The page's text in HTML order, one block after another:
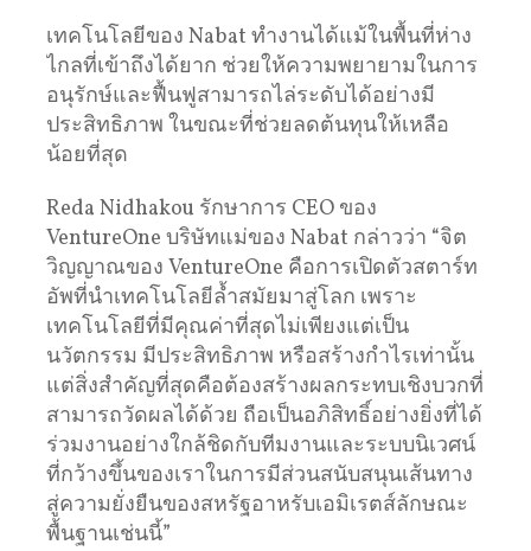
เทคโนโลยีของ Nabat ทำงานได้แม้ในพื้นที่ห่าง
ไกลที่เข้าถึงได้ยาก ช่วยให้ความพยายามในการ
อนุรักษ์และฟื้นฟูสามารถไล่ระดับได้อย่างมี
ประสิทธิภาพ ในขณะที่ช่วยลดต้นทุนให้เหลือ
น้อยที่สุด
Reda Nidhakou รักษาการ CEO ของ
VentureOne บริษัทแม่ของ Nabat กล่าวว่า “จิต
วิญญาณของ VentureOne คือการเปิดตัวสตาร์ท
อัพที่นำเทคโนโลยีล้ำสมัยมาสู่โลก เพราะ
เทคโนโลยีที่มีคุณค่าที่สุดไม่เพียงแต่เป็น
นวัตกรรม มีประสิทธิภาพ หรือสร้างกำไรเท่านั้น
แต่สิ่งสำคัญที่สุดคือต้องสร้างผลกระทบเชิงบวกที่
สามารถวัดผลได้ด้วย ถือเป็นอภิสิทธิ์อย่างยิ่งที่ได้
ร่วมงานอย่างใกล้ชิดกับทีมงานและระบบนิเวศน์
ที่กว้างขึ้นของเราในการมีส่วนสนับสนุนเส้นทาง
สู่ความยั่งยืนของสหรัฐอาหรับเอมิเรตส์ลักษณะ
พื้นฐานเช่นนี้”